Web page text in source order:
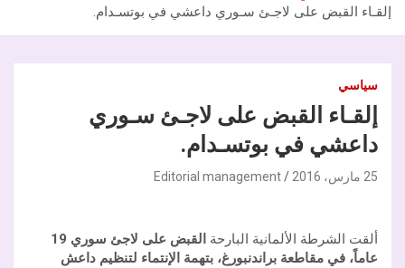
إلقـاء القبض على لاجـئ سـوري داعشي في بوتسـدام.
سياسي
إلقـاء القبض على لاجـئ سـوري
داعشي في بوتسـدام.
25 مارس، 2016 Editorial management
ألقت الشرطة الألمانية البارحة
القبض على لاجئ سوري 19
عاماً، في مقاطعة براندنبورغ، بتهمة الإنتماء لتنظيم داعش